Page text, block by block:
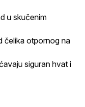
u skučenim
čelika otpor­nog na
siguran hvat i